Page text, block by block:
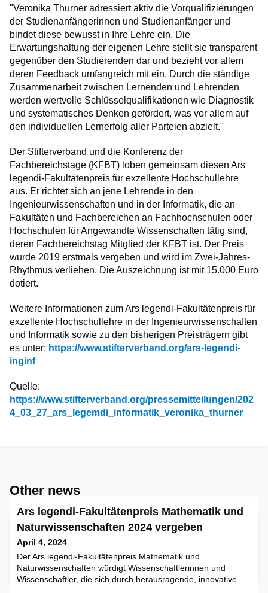
"Veronika Thurner adressiert aktiv die Vorqualifizierungen
der Studienanfängerinnen und Studienanfänger und
bindet diese bewusst in Ihre Lehre ein. Die
Erwartungshaltung der eigenen Lehre stellt sie transparent
gegenüber den Studierenden dar und bezieht vor allem
deren Feedback umfangreich mit ein. Durch die ständige
Zusammenarbeit zwischen Lernenden und Lehrenden
werden wertvolle Schlüsselqualifikationen wie Diagnostik
und systematisches Denken gefördert, was vor allem auf
den individuellen Lernerfolg aller Parteien abzielt."
Der Stifterverband und die Konferenz der
Fachbereichstage (KFBT) loben gemeinsam diesen Ars
legendi-Fakultätenpreis für exzellente Hochschullehre
aus. Er richtet sich an jene Lehrende in den
Ingenieurwissenschaften und in der Informatik, die an
Fakultäten und Fachbereichen an Fachhochschulen oder
Hochschulen für Angewandte Wissenschaften tätig sind,
deren Fachbereichstag Mitglied der KFBT ist. Der Preis
wurde 2019 erstmals vergeben und wird im Zwei-Jahres-
Rhythmus verliehen. Die Auszeichnung ist mit 15.000 Euro
dotiert.
Weitere Informationen zum Ars legendi-Fakultätenpreis für
exzellente Hochschullehre in der Ingenieurwissenschaften
und Informatik sowie zu den bisherigen Preisträgern gibt
es unter: https://www.stifterverband.org/ars-legendi-
inginf
Quelle:
https://www.stifterverband.org/pressemitteilungen/202
4_03_27_ars_legemdi_informatik_veronika_thurner
Other news
Ars legendi-Fakultätenpreis Mathematik und
Naturwissenschaften 2024 vergeben
April 4, 2024
Der Ars legendi-Fakultätenpreis Mathematik und
Naturwissenschaften würdigt Wissenschaftlerinnen und
Wissenschaftler, die sich durch herausragende, innovative